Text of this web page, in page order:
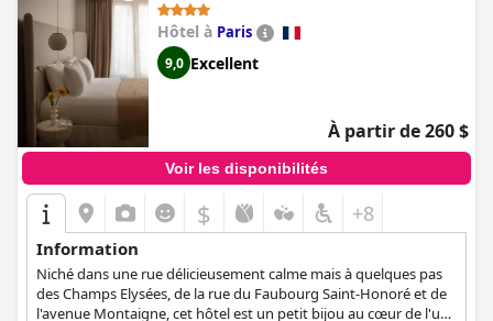
Hôtel à Paris
9,0 Excellent
À partir de 260 $
Voir les disponibilités
$ +8
Information
Niché dans une rue délicieusement calme mais à quelques pas
des Champs Elysées, de la rue du Faubourg Saint-Honoré et de
l'avenue Montaigne, cet hôtel est un petit bijou au cœur de l'un